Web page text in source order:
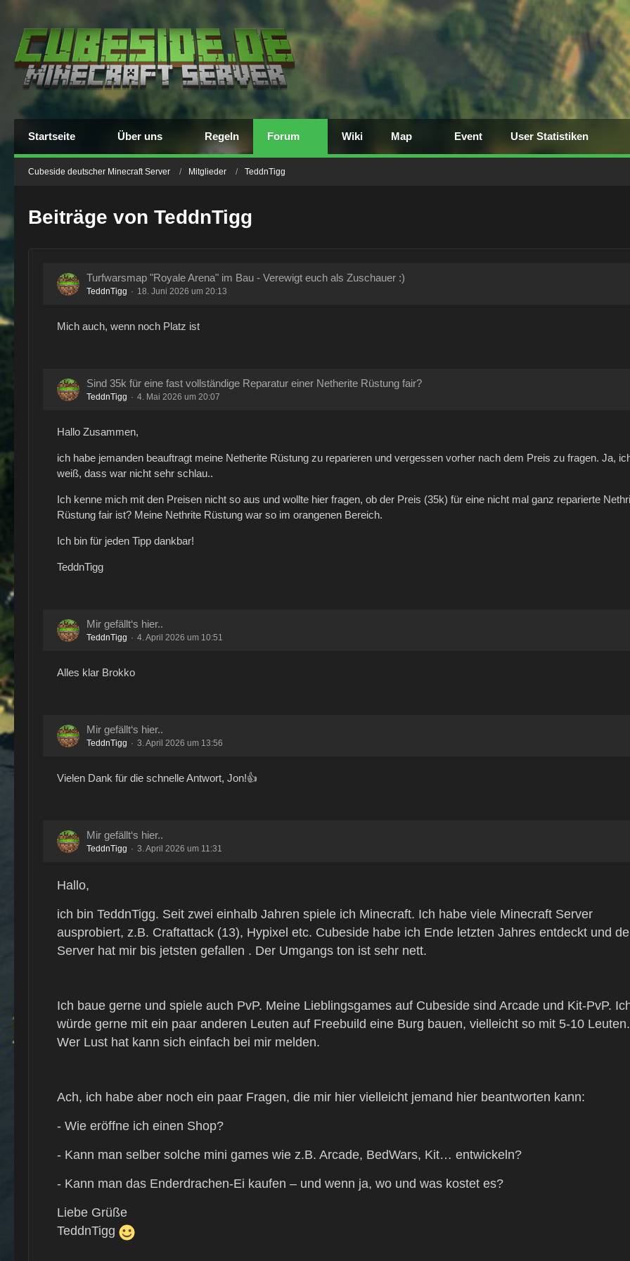
Startseite Über uns Regeln Forum Wiki Map Event User Statistiken
Cubeside deutscher Minecraft Server Mitglieder TeddnTigg
Beiträge von TeddnTigg
Turfwarsmap "Royale Arena" im Bau - Verewigt euch als Zuschauer :)
TeddnTigg 18. Juni 2026 um 20:13
Mich auch, wenn noch Platz ist
Sind 35k für eine fast vollständige Reparatur einer Netherite Rüstung fair?
TeddnTigg 4. Mai 2026 um 20:07
Hallo Zusammen,
ich habe jemanden beauftragt meine Netherite Rüstung zu reparieren und vergessen vorher nach dem Preis zu fragen. Ja,
weiß, dass war nicht sehr schlau..
Ich kenne mich mit den Preisen nicht so aus und wollte hier fragen, ob der Preis (35k) für eine nicht mal ganz reparierte
Rüstung fair ist? Meine Nethrite Rüstung war so im orangenen Bereich.
Ich bin für jeden Tipp dankbar!
TeddnTigg
Mir gefällt‘s hier..
TeddnTigg 4. April 2026 um 10:51
Alles klar Brokko
Mir gefällt‘s hier..
TeddnTigg 3. April 2026 um 13:56
Vielen Dank für die schnelle Antwort, Jon!👍
Mir gefällt‘s hier..
TeddnTigg 3. April 2026 um 11:31
Hallo,
ich bin TeddnTigg. Seit zwei einhalb Jahren spiele ich Minecraft. Ich habe viele Minecraft Server
ausprobiert, z.B. Craftattack (13), Hypixel etc. Cubeside habe ich Ende letzten Jahres entdeckt und
Server hat mir bis jetsten gefallen . Der Umgangs ton ist sehr nett.
Ich baue gerne und spiele auch PvP. Meine Lieblingsgames auf Cubeside sind Arcade und Kit-PvP.
würde gerne mit ein paar anderen Leuten auf Freebuild eine Burg bauen, vielleicht so mit 5-10 Leuten.
Wer Lust hat kann sich einfach bei mir melden.
Ach, ich habe aber noch ein paar Fragen, die mir hier vielleicht jemand hier beantworten kann:
- Wie eröffne ich einen Shop?
- Kann man selber solche mini games wie z.B. Arcade, BedWars, Kit… entwickeln?
- Kann man das Enderdrachen-Ei kaufen – und wenn ja, wo und was kostet es?
Liebe Grüße
TeddnTigg